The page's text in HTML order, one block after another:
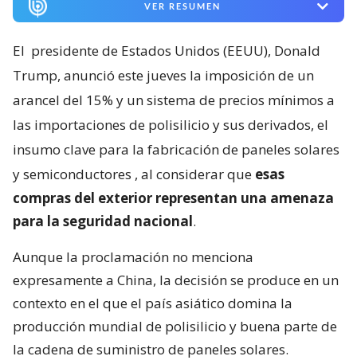
VER RESUMEN
El presidente de Estados Unidos (EEUU), Donald
Trump, anunció este jueves la imposición de un
arancel del 15% y un sistema de precios mínimos a
las importaciones de polisilicio y sus derivados, el
insumo clave para la fabricación de paneles solares
y semiconductores , al considerar que esas
compras del exterior representan una amenaza
para la seguridad nacional.
Aunque la proclamación no menciona
expresamente a China, la decisión se produce en un
contexto en el que el país asiático domina la
producción mundial de polisilicio y buena parte de
la cadena de suministro de paneles solares.